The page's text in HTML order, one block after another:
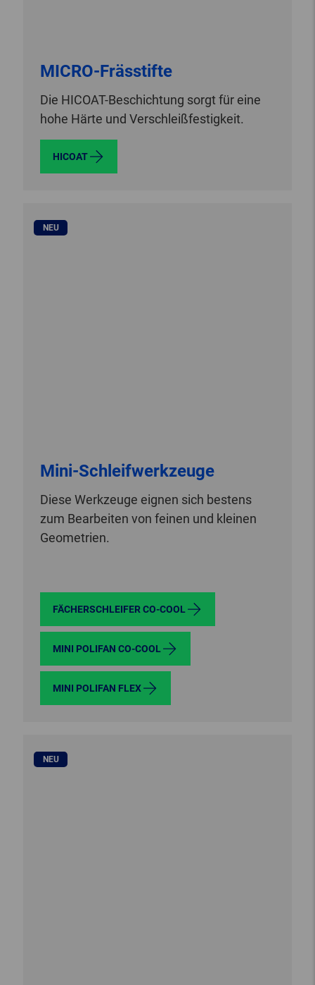
MICRO-Frässtifte
Die HICOAT-Beschichtung sorgt für eine
hohe Härte und Verschleißfestigkeit.
HICOAT
NEU
Mini-Schleifwerkzeuge
Diese Werkzeuge eignen sich bestens
zum Bearbeiten von feinen und kleinen
Geometrien.
FÄCHERSCHLEIFER CO-COOL
MINI POLIFAN CO-COOL
MINI POLIFAN FLEX
NEU